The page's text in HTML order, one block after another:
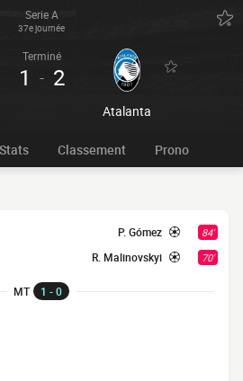
Serie A
37e journée
Terminé
1 - 2
Atalanta
Stats Classement Prono
84'
P. Gómez
70'
R. Malinovskyi
MT 1 - 0